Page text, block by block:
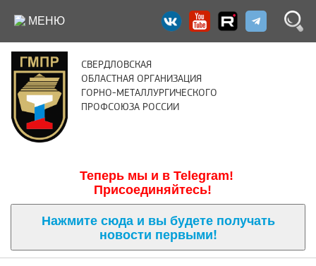
МЕНЮ
СВЕРДЛОВСКАЯ
ОБЛАСТНАЯ ОРГАНИЗАЦИЯ
ГОРНО-МЕТАЛЛУРГИЧЕСКОГО
ПРОФСОЮЗА РОССИИ
Теперь мы и в Telegram!
Присоединяйтесь!
Нажмите сюда и вы будете получать
новости первыми!